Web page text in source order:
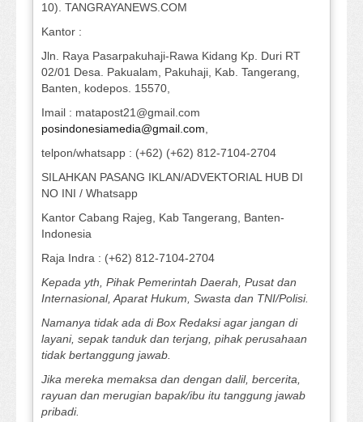
10). TANGRAYANEWS.COM
Kantor :
Jln. Raya Pasarpakuhaji-Rawa Kidang Kp. Duri RT
02/01 Desa. Pakualam, Pakuhaji, Kab. Tangerang,
Banten, kodepos. 15570,
Imail : matapost21@gmail.com
posindonesiamedia@gmail.com,
telpon/whatsapp : (+62) (+62) 812-7104-2704
SILAHKAN PASANG IKLAN/ADVEKTORIAL HUB DI
NO INI / Whatsapp
Kantor Cabang Rajeg, Kab Tangerang, Banten-
Indonesia
Raja Indra : (+62) 812-7104-2704
Kepada yth, Pihak Pemerintah Daerah, Pusat dan
Internasional, Aparat Hukum, Swasta dan TNI/Polisi.
Namanya tidak ada di Box Redaksi agar jangan di
layani, sepak tanduk dan terjang, pihak perusahaan
tidak bertanggung jawab.
Jika mereka memaksa dan dengan dalil, bercerita,
rayuan dan merugian bapak/ibu itu tanggung jawab
pribadi.